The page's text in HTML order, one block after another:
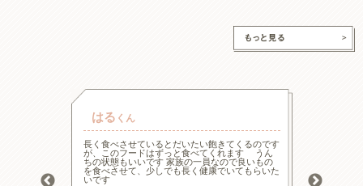
はる くん
長く食べさせているとだいたい飽きてくるのです
が、このフードはずっと食べてくれます うん
ちの状態もいいです 家族の一員なので良いもの
を食べさせて、少しでも長く健康でいてもらいた
いです